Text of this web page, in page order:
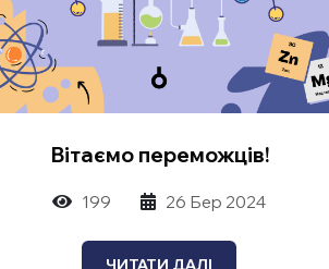
Вітаємо переможців!
199 26 Бер 2024
ЧИТАТИ ДАЛІ